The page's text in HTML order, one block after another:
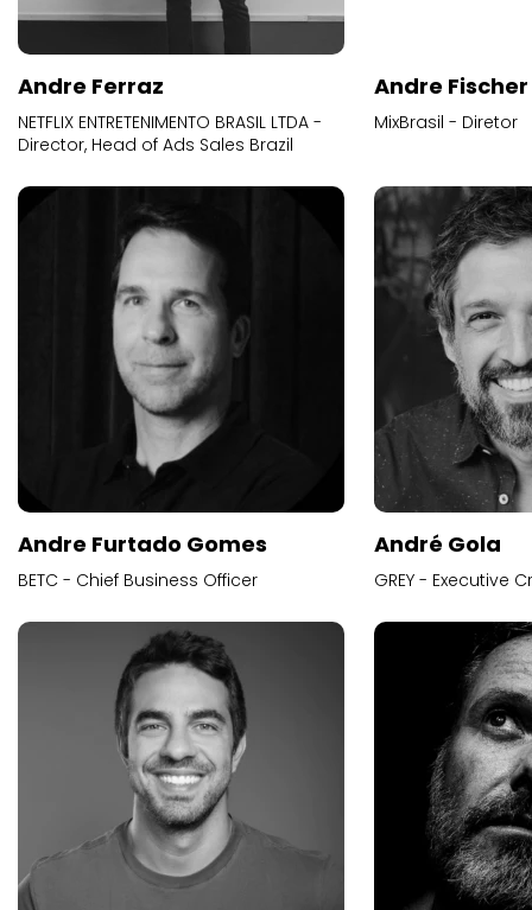
Andre Ferraz
NETFLIX ENTRETENIMENTO BRASIL LTDA -
Director, Head of Ads Sales Brazil
Andre Fischer
MixBrasil - Diretor
Andre Furtado Gomes
BETC - Chief Business Officer
André Gola
GREY - Executive